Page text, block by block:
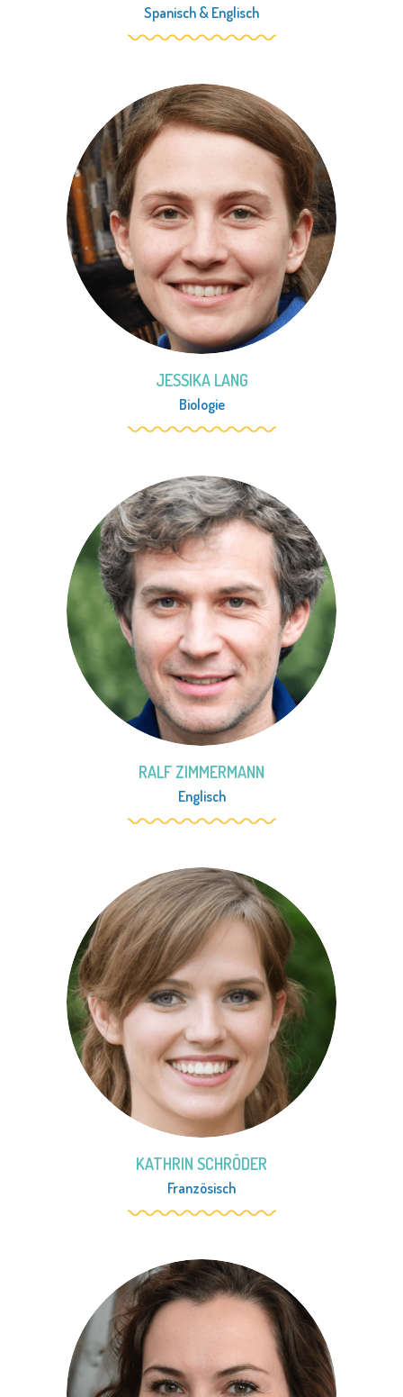
Spanisch & Englisch
JESSIKA LANG
Biologie
RALF ZIMMERMANN
Englisch
KATHRIN SCHRÖDER
Französisch